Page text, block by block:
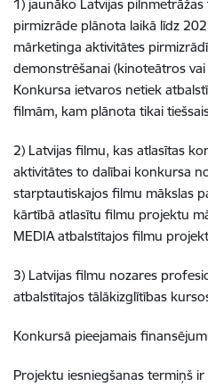
1) jaunāko Latvijas
pirmizrāde plānota laikā līdz
mārketinga aktivitātes
demonstrēšanai (kinoteātros
Konkursa ietvaros netiek
filmām, kam plānota tikai
2) Latvijas filmu, kas atlasītas
aktivitātes to dalībai konkursa
starptautiskajos filmu mākslas
kārtībā atlasītu filmu projektu
MEDIA atbalstītajos filmu
3) Latvijas filmu nozares
atbalstītajos tālākizglītības
Konkursā pieejamais
Projektu iesniegšanas termiņš